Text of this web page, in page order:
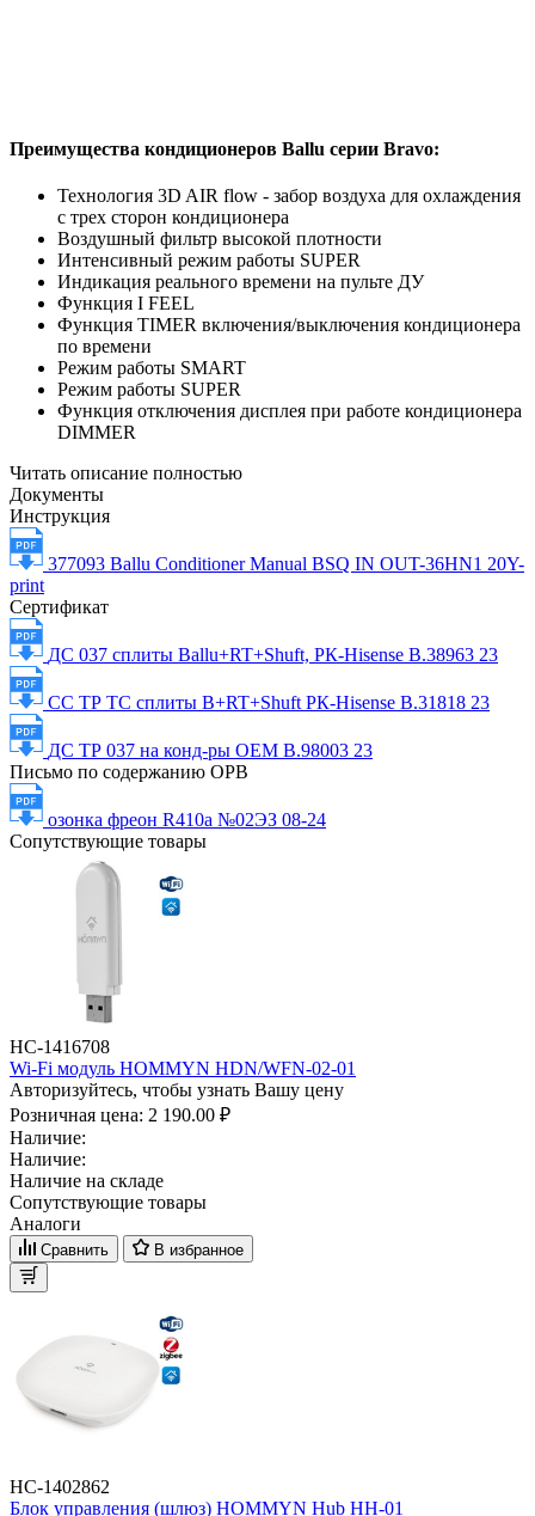
Преимущества кондиционеров Ballu серии Bravo:
Технология 3D AIR flow - забор воздуха для охлаждения
с трех сторон кондиционера
Воздушный фильтр высокой плотности
Интенсивный режим работы SUPER
Индикация реального времени на пульте ДУ
Функция I FEEL
Функция TIMER включения/выключения кондиционера
по времени
Режим работы SMART
Режим работы SUPER
Функция отключения дисплея при работе кондиционера
DIMMER
Читать описание полностью
Документы
Инструкция
377093 Ballu Conditioner Manual BSQ IN OUT-36HN1 20Y-
print
Сертификат
ДС 037 сплиты Ballu+RT+Shuft, РК-Hisense В.38963 23
СС ТР ТС сплиты B+RT+Shuft РК-Hisense В.31818 23
ДС ТР 037 на конд-ры OEM В.98003 23
Письмо по содержанию ОРВ
озонка фреон R410a №02ЭЗ 08-24
Сопутствующие товары
НС-1416708
Wi-Fi модуль HOMMYN HDN/WFN-02-01
Авторизуйтесь, чтобы узнать Вашу цену
Розничная цена: 2 190.00 ₽
Наличие:
Наличие:
Наличие на складе
Сопутствующие товары
Аналоги
Сравнить В избранное
НС-1402862
Блок управления (шлюз) HOMMYN Hub HH-01